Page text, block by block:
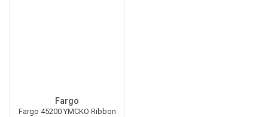
Fargo
Fargo 45200 YMCKO Ribbon